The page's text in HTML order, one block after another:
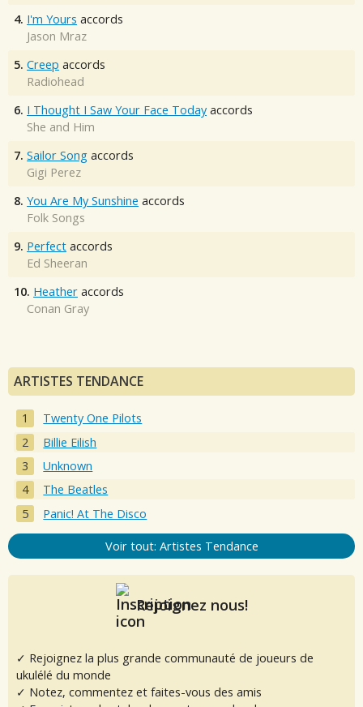
4. I'm Yours accords
Jason Mraz
5. Creep accords
Radiohead
6. I Thought I Saw Your Face Today accords
She and Him
7. Sailor Song accords
Gigi Perez
8. You Are My Sunshine accords
Folk Songs
9. Perfect accords
Ed Sheeran
10. Heather accords
Conan Gray
ARTISTES TENDANCE
Twenty One Pilots
Billie Eilish
Unknown
The Beatles
Panic! At The Disco
Voir tout: Artistes Tendance
Rejoignez nous!
✓ Rejoignez la plus grande communauté de joueurs de
ukulélé du monde
✓ Notez, commentez et faites-vous des amis